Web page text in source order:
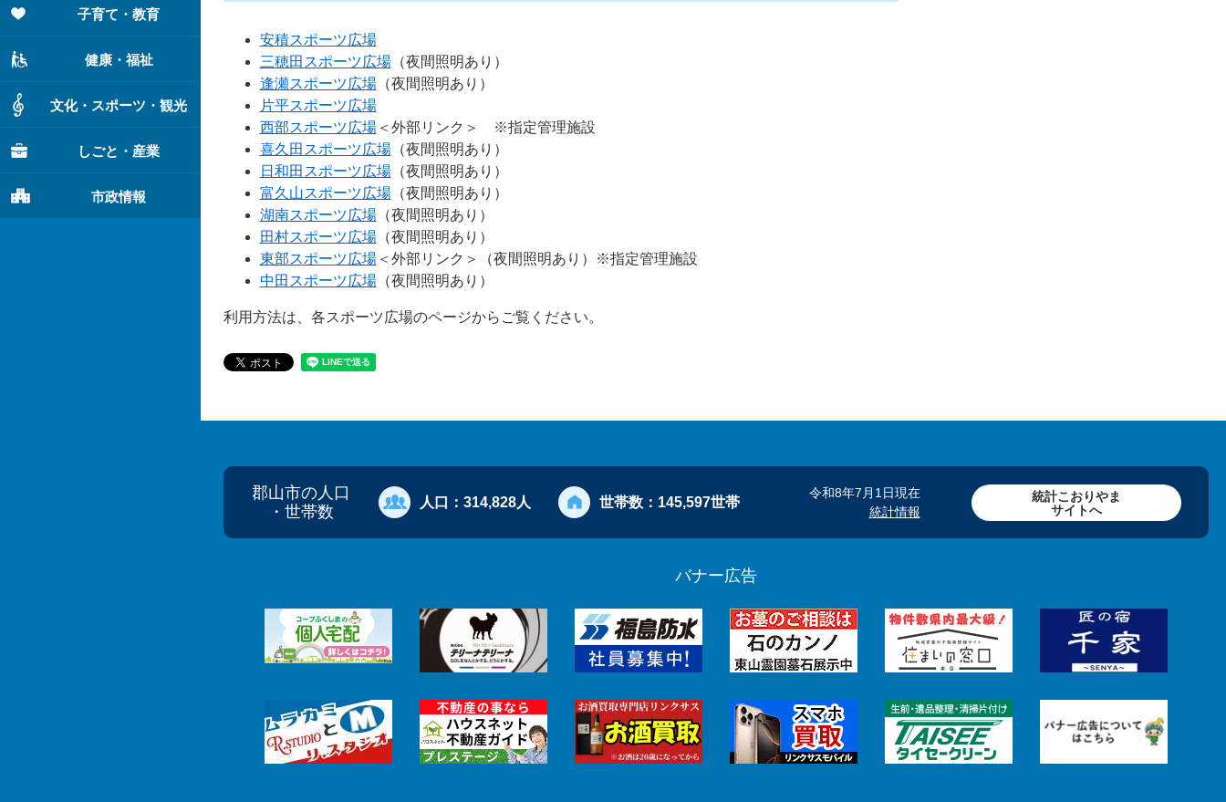
子育て・教育
健康・福祉
文化・スポーツ・観光
しごと・産業
市政情報
安積スポーツ広場
三穂田スポーツ広場（夜間照明あり）
逢瀬スポーツ広場（夜間照明あり）
片平スポーツ広場
西部スポーツ広場＜外部リンク＞
※指定管理施設
喜久田スポーツ広場（夜間照明あり）
日和田スポーツ広場（夜間照明あり）
富久山スポーツ広場（夜間照明あり）
湖南スポーツ広場（夜間照明あり）
田村スポーツ広場（夜間照明あり）
東部スポーツ広場＜外部リンク＞
（夜間照明あり）※指定管理施設
中田スポーツ広場（夜間照明あり）
利用方法は、各スポーツ広場のページからご覧ください。
郡山市の人口
・世帯数
人口： 314,828人 世帯数： 145,597世帯
令和8年7月1日現在
統計情報
統計こおりやま
サイトへ
バナー広告